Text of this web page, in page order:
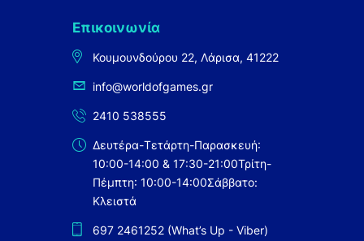
Επικοινωνία
Κουμουνδούρου 22, Λάρισα, 41222
info@worldofgames.gr
2410 538555
Δευτέρα-Τετάρτη-Παρασκευή:
10:00-14:00 & 17:30-21:00Τρίτη-
Πέμπτη: 10:00-14:00Σάββατο:
Κλειστά
697 2461252 (What’s Up - Viber)